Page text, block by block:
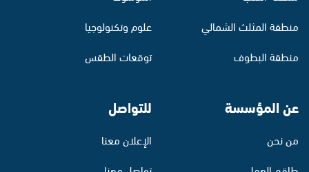
منطقة المثلث الشمالي
منطقة البطوف
علوم وتكنولوجيا
توقعات الطقس
عن المؤسسة
من نحن
للتواصل
الإعلان معنا